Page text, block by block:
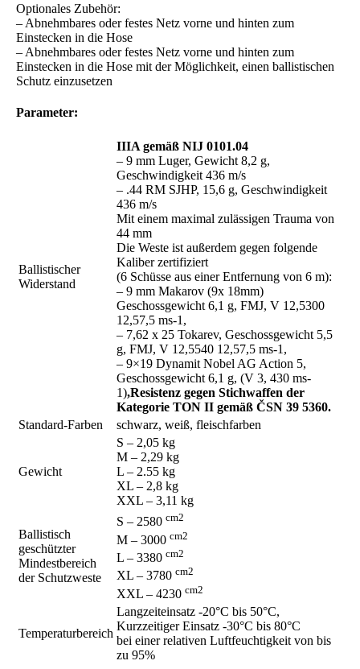
Optionales Zubehör:
– Abnehmbares oder festes Netz vorne und hinten zum
Einstecken in die Hose
– Abnehmbares oder festes Netz vorne und hinten zum
Einstecken in die Hose mit der Möglichkeit, einen ballistischen
Schutz einzusetzen
Parameter:
Ballistischer
Widerstand
IIIA gemäß NIJ 0101.04
– 9 mm Luger, Gewicht 8,2 g,
Geschwindigkeit 436 m/s
– .44 RM SJHP, 15,6 g, Geschwindigkeit
436 m/s
Mit einem maximal zulässigen Trauma von
44 mm
Die Weste ist außerdem gegen folgende
Kaliber zertifiziert
(6 Schüsse aus einer Entfernung von 6 m):
– 9 mm Makarov (9x 18mm)
Geschossgewicht 6,1 g, FMJ, V 12,5300
12,57,5 ms-1,
– 7,62 x 25 Tokarev, Geschossgewicht 5,5
g, FMJ, V 12,5540 12,57,5 ms-1,
– 9×19 Dynamit Nobel AG Action 5,
Geschossgewicht 6,1 g, (V 3, 430 ms-
1),Resistenz gegen Stichwaffen der
Kategorie TON II gemäß ČSN 39 5360.
Standard-Farben
schwarz, weiß, fleischfarben
Gewicht
S – 2,05 kg
M – 2,29 kg
L – 2.55 kg
XL – 2,8 kg
XXL – 3,11 kg
Ballistisch
geschützter
Mindestbereich
der Schutzweste
S – 2580 cm2
M – 3000 cm2
L – 3380 cm2
XL – 3780 cm2
XXL – 4230 cm2
Temperaturbereich
Langzeiteinsatz -20°C bis 50°C,
Kurzzeitiger Einsatz -30°C bis 80°C
bei einer relativen Luftfeuchtigkeit von bis
zu 95%